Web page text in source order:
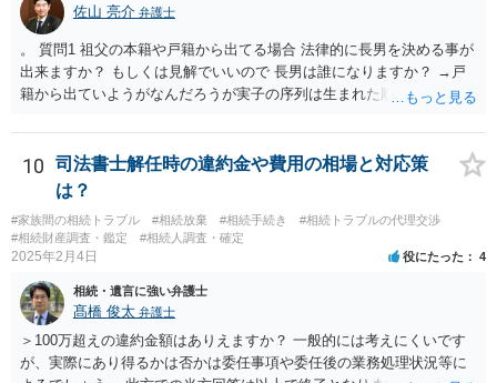
しいと思います。） ことになります。
佐山 亮介 弁護士
。 質問1 祖父の本籍や戸籍から出てる場合 法律的に長男を決める事が
出来ますか？ もしくは見解でいいので 長男は誰になりますか？ →戸
籍から出ていようがなんだろうが実子の序列は生まれた順ですから、
書が腹違いの長男に向けてある場合 書かれてる内容が最優先にされる
のですか？ →遺書というのが、法律上の遺言の形式を守っている限り
はそのとおりです。 質問3 父が腹違いの長男に法律的に優位になれそ
うな事はありますか？ →遺言が有効な場合、優位に立つことはできま
せんが、お祖父様が認知症であるなどの「遺言が作れないはずの事
情」があるならば①遺言無効確認の訴えを起こすのは一つの手です。
問4 相続トラブルの代理交渉は可能でしょうか。 →一般論としては可
能ですが、お伺いする内容ですとお祖父様が亡くなられた後に動くこ
とになるでしょう。
10
司法書士解任時の違約金や費用の相場と対応策
は？
#家族間の相続トラブル #相続放棄 #相続手続き
#相続トラブルの代理交渉
#相続財産調査・鑑定
#相続人調査・確定
2025年2月4日 役にたった 4
相続・遺言に強い弁護士
髙橋 俊太 弁護士
＞100万超えの違約金額はありえますか？ 一般的には考えにくいです
が、実際にあり得るかは否かは委任事項や委任後の業務処理状況等に